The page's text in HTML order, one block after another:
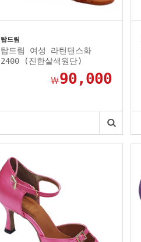
탑드림
탑드림 여성 라틴댄스화
2400 (진한살색원단)
￦90,000